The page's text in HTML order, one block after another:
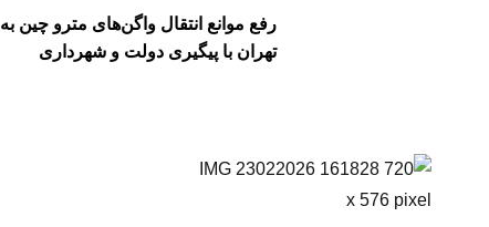
رفع موانع انتقال واگن‌های مترو چین به
تهران با پیگیری دولت و شهرداری